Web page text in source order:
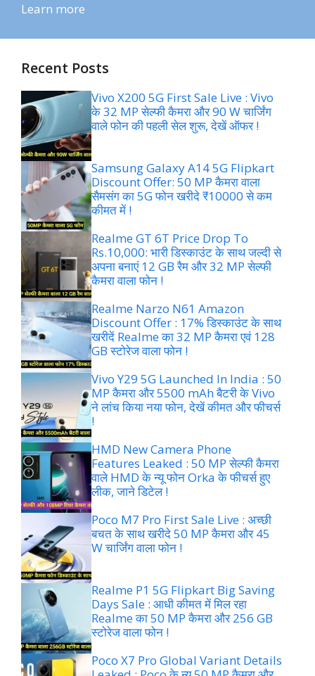
Learn more
Recent Posts
Vivo X200 5G First Sale Live : Vivo
के 32 MP सेल्फी कैमरा और 90 W चार्जिंग
वाले फोन की पहली सेल शुरू, देखें ऑफर !
Samsung Galaxy A14 5G Flipkart
Discount Offer: 50 MP कैमरा वाला
सैमसंग का 5G फोन खरीदे ₹10000 से कम
कीमत में !
Realme GT 6T Price Drop To
Rs.10,000: भारी डिस्काउंट के साथ जल्दी से
अपना बनाएं 12 GB रैम और 32 MP सेल्फी
कैमरा वाला फोन !
Realme Narzo N61 Amazon
Discount Offer : 17% डिस्काउंट के साथ
खरीदें Realme का 32 MP कैमरा एवं 128
GB स्टोरेज वाला फोन !
Vivo Y29 5G Launched In India : 50
MP कैमरा और 5500 mAh बैटरी के Vivo
ने लांच किया नया फोन, देखें कीमत और फीचर्स
!
HMD New Camera Phone
Features Leaked : 50 MP सेल्फी कैमरा
वाले HMD के न्यू फोन Orka के फीचर्स हुए
लीक, जाने डिटेल !
Poco M7 Pro First Sale Live : अच्छी
बचत के साथ खरीदे 50 MP कैमरा और 45
W चार्जिंग वाला फोन !
Realme P1 5G Flipkart Big Saving
Days Sale : आधी कीमत में मिल रहा
Realme का 50 MP कैमरा और 256 GB
स्टोरेज वाला फोन !
Poco X7 Pro Global Variant Details